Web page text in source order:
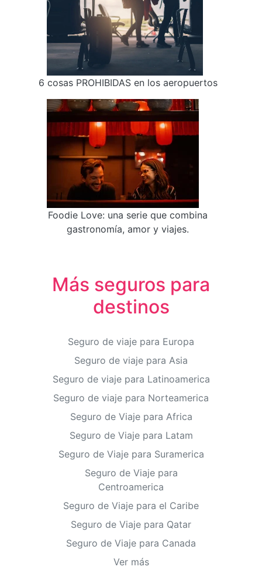
6 cosas PROHIBIDAS en los aeropuertos
Foodie Love: una serie que combina
gastronomía, amor y viajes.
Más seguros para
destinos
Seguro de viaje para Europa
Seguro de viaje para Asia
Seguro de viaje para Latinoamerica
Seguro de viaje para Norteamerica
Seguro de Viaje para Africa
Seguro de Viaje para Latam
Seguro de Viaje para Suramerica
Seguro de Viaje para
Centroamerica
Seguro de Viaje para el Caribe
Seguro de Viaje para Qatar
Seguro de Viaje para Canada
Ver más